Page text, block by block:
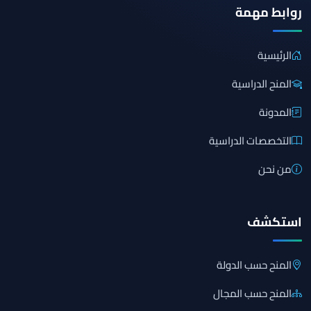
روابط مهمة
الرئيسية
المنح الدراسية
المدونة
التخصصات الدراسية
من نحن
استكشف
المنح حسب الدولة
المنح حسب المجال